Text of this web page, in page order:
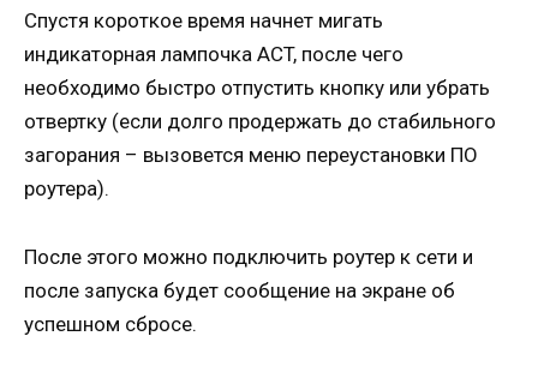
Спустя короткое время начнет мигать
индикаторная лампочка ACT, после чего
необходимо быстро отпустить кнопку или убрать
отвертку (если долго продержать до стабильного
загорания – вызовется меню переустановки ПО
роутера).
После этого можно подключить роутер к сети и
после запуска будет сообщение на экране об
успешном сбросе.